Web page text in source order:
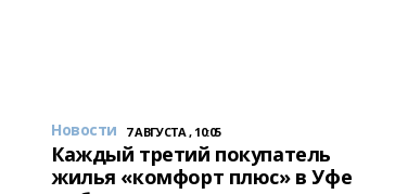
Новости 7 АВГУСТА , 10:05
Каждый третий покупатель
жилья «комфорт плюс» в Уфе